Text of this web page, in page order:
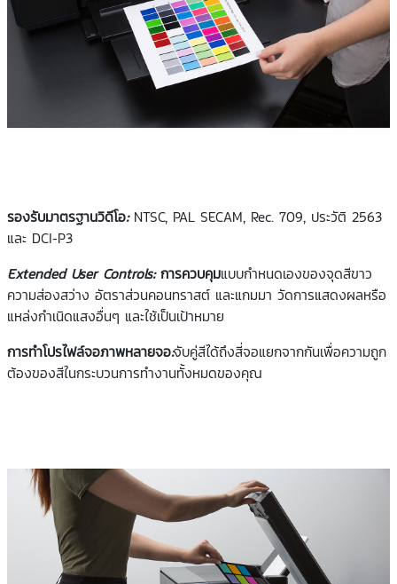
รองรับมาตรฐานวิดีโอ:NTSC, PAL SECAM, Rec. 709, ประวัติ 2563
และ DCI-P3
Extended User Controls:การควบคุมแบบกำหนดเองของจุดสีขาว
ความส่องสว่าง อัตราส่วนคอนทราสต์ และแกมมา วัดการแสดงผลหรือ
แหล่งกำเนิดแสงอื่นๆ และใช้เป็นเป้าหมาย
การทำโปรไฟล์จอภาพหลายจอ:จับคู่สีได้ถึงสี่จอแยกจากกันเพื่อความถูก
ต้องของสีในกระบวนการทำงานทั้งหมดของคุณ